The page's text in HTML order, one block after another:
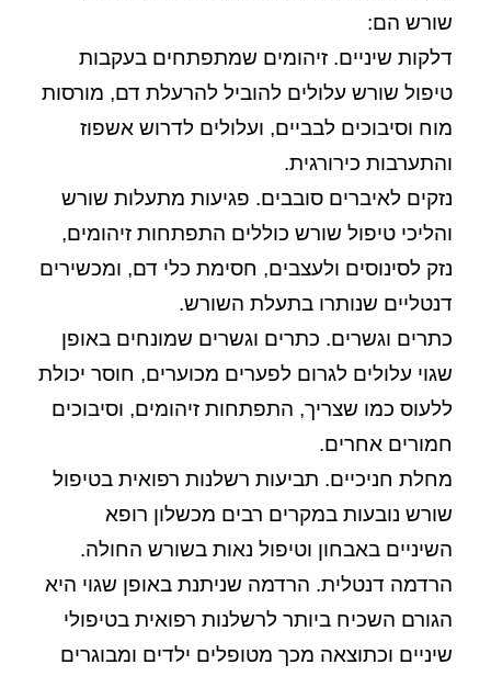
שורש הם:
דלקות שיניים. זיהומים שמתפתחים בעקבות
טיפול שורש עלולים להוביל להרעלת דם, מורסות
מוח וסיבוכים לבביים, ועלולים לדרוש אשפוז
והתערבות כירורגית.
נזקים לאיברים סובבים. פגיעות מתעלות שורש
והליכי טיפול שורש כוללים התפתחות זיהומים,
נזק לסינוסים ולעצבים, חסימת כלי דם, ומכשירים
דנטליים שנותרו בתעלת השורש.
כתרים וגשרים. כתרים וגשרים שמונחים באופן
שגוי עלולים לגרום לפערים מכוערים, חוסר יכולת
ללעוס כמו שצריך, התפתחות זיהומים, וסיבוכים
חמורים אחרים.
מחלת חניכיים. תביעות רשלנות רפואית בטיפול
שורש נובעות במקרים רבים מכשלון רופא
השיניים באבחון וטיפול נאות בשורש החולה.
הרדמה דנטלית. הרדמה שניתנת באופן שגוי היא
הגורם השכיח ביותר לרשלנות רפואית בטיפולי
שיניים וכתוצאה מכך מטופלים ילדים ומבוגרים